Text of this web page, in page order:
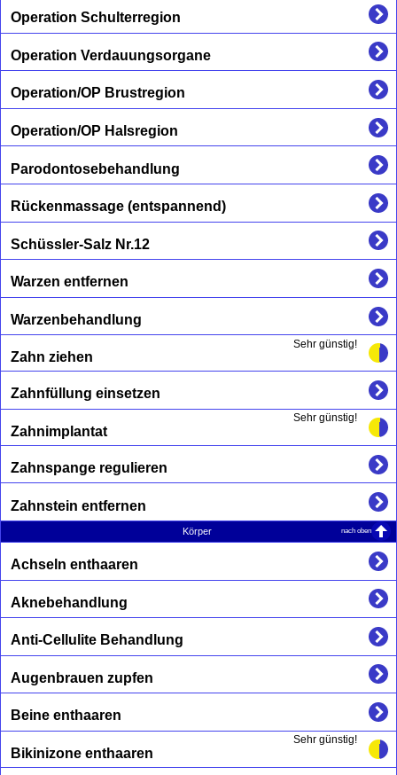
Operation Schulterregion
Operation Verdauungsorgane
Operation/OP Brustregion
Operation/OP Halsregion
Parodontosebehandlung
Rückenmassage (entspannend)
Schüssler-Salz Nr.12
Warzen entfernen
Warzenbehandlung
Sehr günstig!
Zahn ziehen
Zahnfüllung einsetzen
Sehr günstig!
Zahnimplantat
Zahnspange regulieren
Zahnstein entfernen
Körper nach oben
Achseln enthaaren
Aknebehandlung
Anti-Cellulite Behandlung
Augenbrauen zupfen
Beine enthaaren
Sehr günstig!
Bikinizone enthaaren